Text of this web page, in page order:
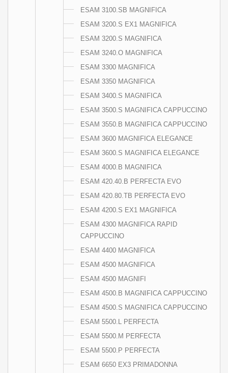
ESAM 3100.SB MAGNIFICA
ESAM 3200.S EX1 MAGNIFICA
ESAM 3200.S MAGNIFICA
ESAM 3240.O MAGNIFICA
ESAM 3300 MAGNIFICA
ESAM 3350 MAGNIFICA
ESAM 3400.S MAGNIFICA
ESAM 3500.S MAGNIFICA CAPPUCCINO
ESAM 3550.B MAGNIFICA CAPPUCCINO
ESAM 3600 MAGNIFICA ELEGANCE
ESAM 3600.S MAGNIFICA ELEGANCE
ESAM 4000.B MAGNIFICA
ESAM 420.40.B PERFECTA EVO
ESAM 420.80.TB PERFECTA EVO
ESAM 4200.S EX1 MAGNIFICA
ESAM 4300 MAGNIFICA RAPID
CAPPUCCINO
ESAM 4400 MAGNIFICA
ESAM 4500 MAGNIFICA
ESAM 4500 MAGNIFI
ESAM 4500.B MAGNIFICA CAPPUCCINO
ESAM 4500.S MAGNIFICA CAPPUCCINO
ESAM 5500.L PERFECTA
ESAM 5500.M PERFECTA
ESAM 5500.P PERFECTA
ESAM 6650 EX3 PRIMADONNA